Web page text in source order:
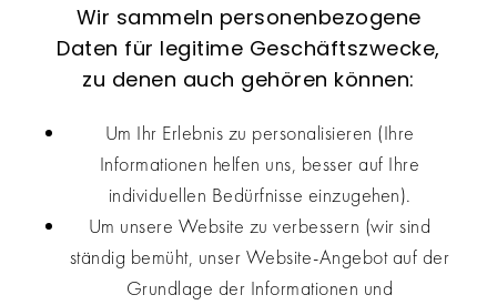
Wir sammeln personenbezogene
Daten für legitime Geschäftszwecke,
zu denen auch gehören können:
Um Ihr Erlebnis zu personalisieren (Ihre
Informationen helfen uns, besser auf Ihre
individuellen Bedürfnisse einzugehen).
Um unsere Website zu verbessern (wir sind
ständig bemüht, unser Website-Angebot auf der
Grundlage der Informationen und